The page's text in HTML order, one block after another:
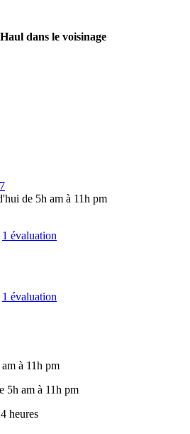
dans le voisinage
de 5h am à 11h pm
1 évaluation
1 évaluation
à 11h pm
5h am à 11h pm
heures